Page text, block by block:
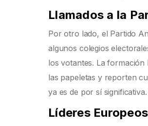
Llamados a la
Por otro lado, el Partido
algunos colegios
los votantes. La
las papeletas y reporten
ya es de por sí significativa.
Líderes